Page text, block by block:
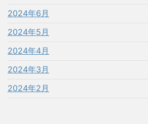
2024年6月
2024年5月
2024年4月
2024年3月
2024年2月